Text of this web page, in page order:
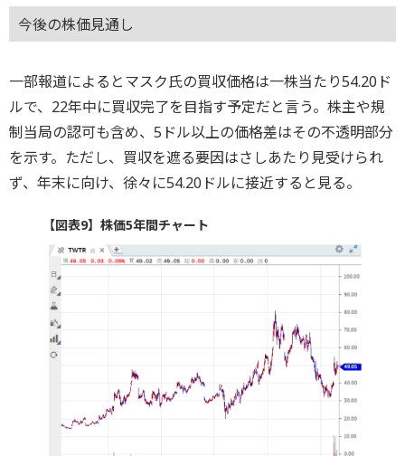
今後の株価見通し
一部報道によるとマスク氏の買収価格は一株当たり54.20ド
ルで、22年中に買収完了を目指す予定だと言う。株主や規
制当局の認可も含め、5ドル以上の価格差はその不透明部分
を示す。ただし、買収を遮る要因はさしあたり見受けられ
ず、年末に向け、徐々に54.20ドルに接近すると見る。
【図表9】株価5年間チャート